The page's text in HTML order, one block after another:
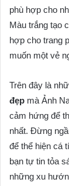
phù hợp cho
Màu trắng tạo
hợp cho trang
muốn một vẻ
Trên đây là
đẹp mà Ảnh
cảm hứng để
nhất. Đừng
để thể hiện cá
bạn tự tin tỏa
những xu